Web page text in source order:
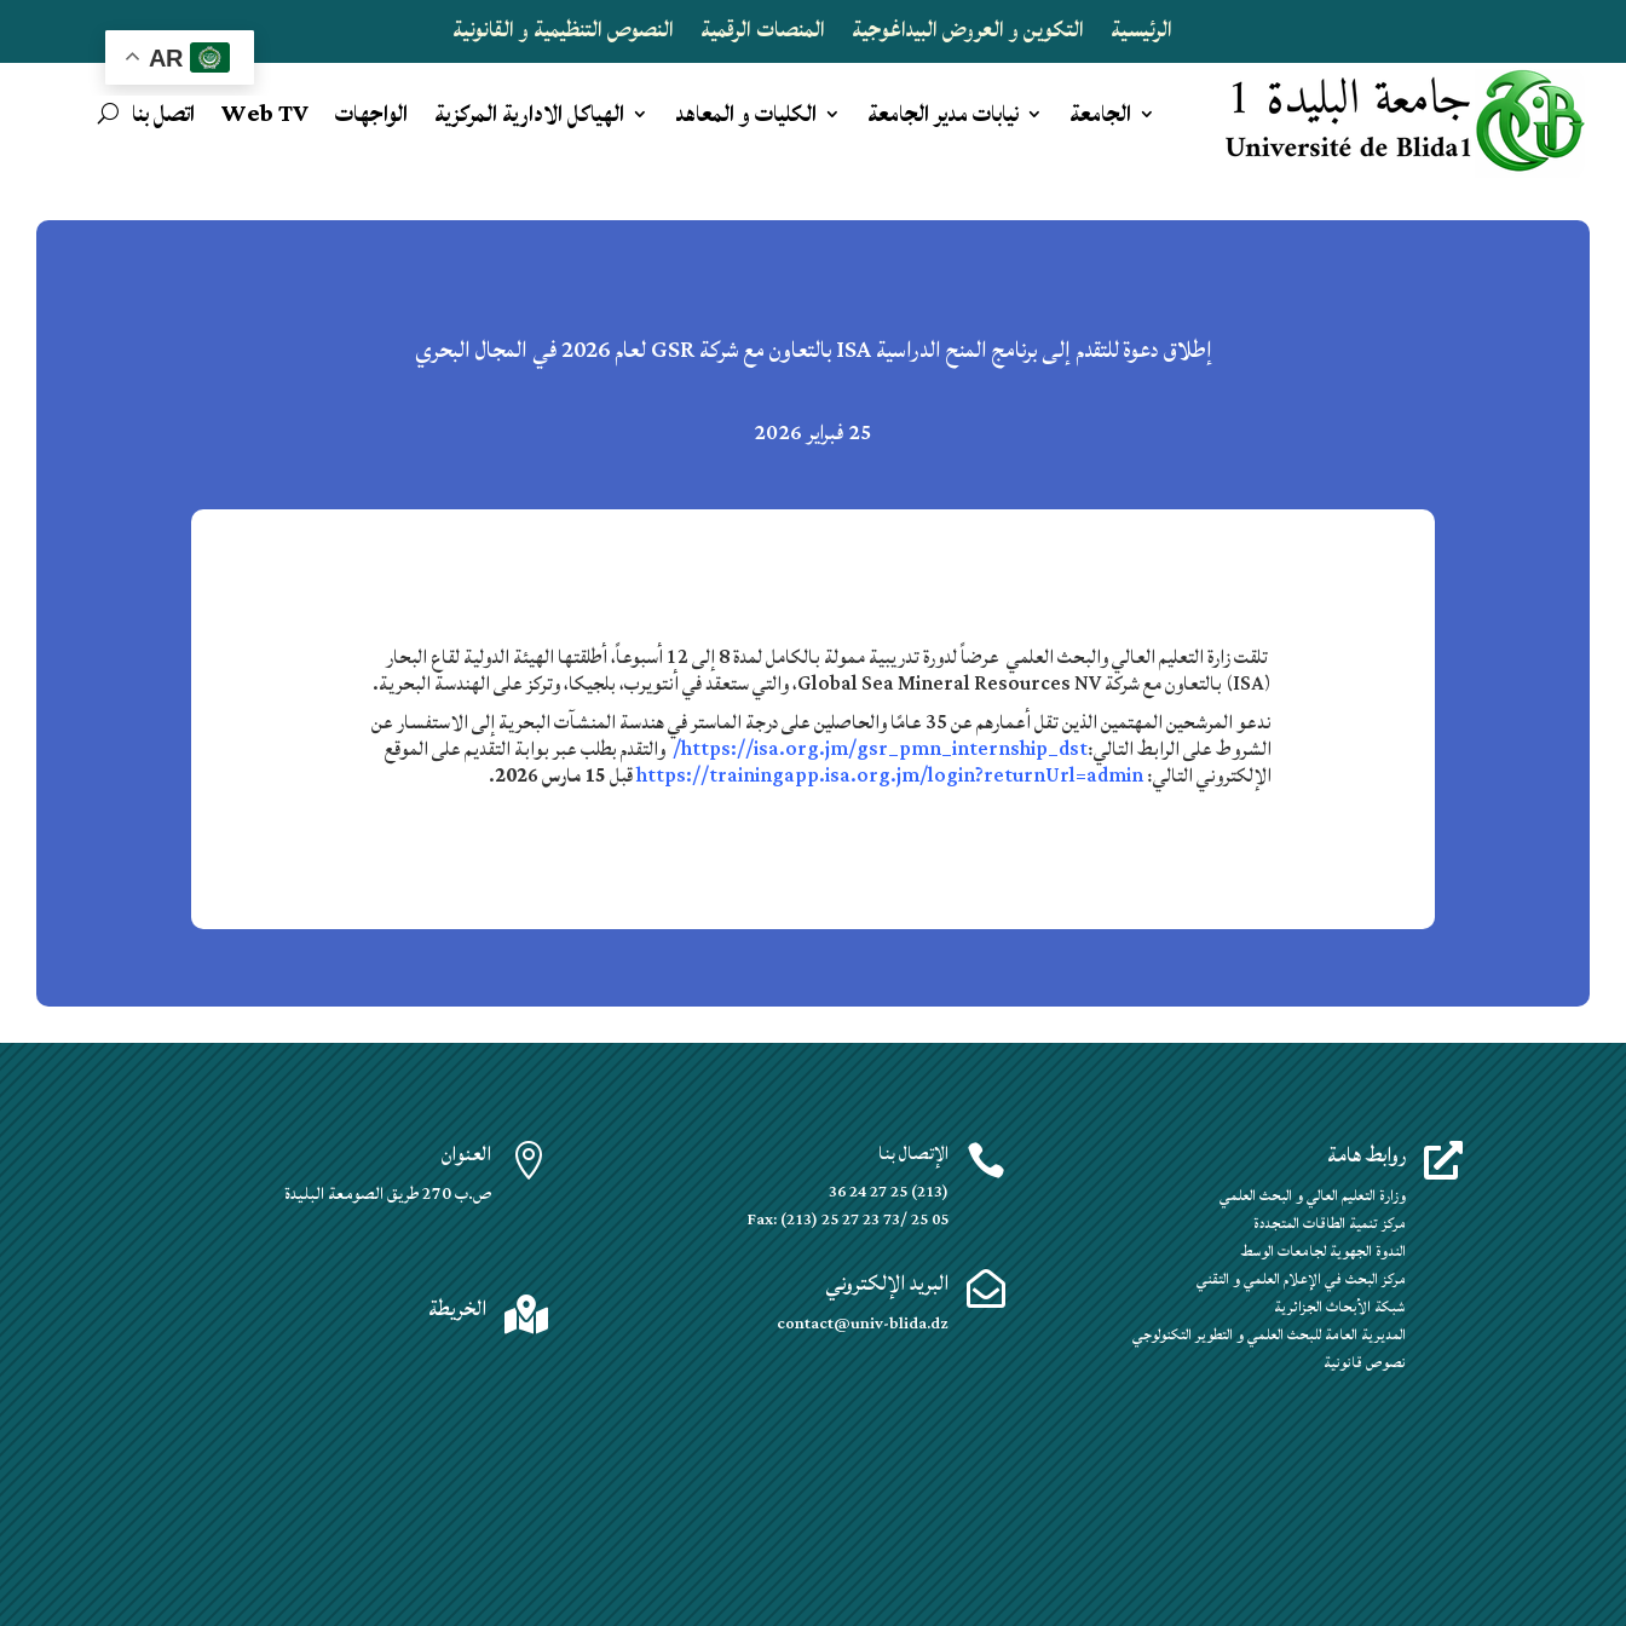
AR
الرئيسية التكوين و العروض البيداغوجية المنصات الرقمية النصوص التنظيمية و القانونية
الجامعة نيابات مدير الجامعة الكليات و المعاهد الهياكل الادارية المركزية الواجهات Web TV اتصل بنا
إطلاق دعوة للتقدم إلى برنامج المنح الدراسية ISA بالتعاون مع شركة GSR لعام 2026 في المجال البحري
25 فبراير 2026
تلقت زارة التعليم العالي والبحث العلمي عرضاً لدورة تدريبية ممولة بالكامل لمدة 8 إلى 12 أسبوعاً، أطلقتها الهيئة الدولية لقاع البحار
(ISA) بالتعاون مع شركة Global Sea Mineral Resources NV، والتي ستعقد في أنتويرب، بلجيكا، وتركز على الهندسة البحرية.
ندعو المرشحين المهتمين الذين تقل أعمارهم عن 35 عامًا والحاصلين على درجة الماستر في هندسة المنشآت البحرية إلى الاستفسار عن
الشروط على الرابط التالي:https://isa.org.jm/gsr_pmn_internship_dst/ والتقدم بطلب عبر بوابة التقديم على الموقع
الإلكتروني التالي:https://trainingapp.isa.org.jm/login?returnUrl=adminقبل15مارس 2026.
 العنوان
ص.ب 270 طريق الصومعة البليدة
 الخريطة
 الإتصال بنا
(213) 25 27 24 36
Fax: (213) 25 27 23 73/ 25 05
 البريد الإلكتروني
contact@univ-blida.dz
 روابط هامة
وزارة التعليم العالي و البحث العلمي
مركز تنمية الطاقات المتجددة
الندوة الجهوية لجامعات الوسط
مركز البحث في الإعلام العلمي و التقني
شبكة الأبحاث الجزائرية
المديرية العامة للبحث العلمي و التطوير التكنولوجي
نصوص قانونية